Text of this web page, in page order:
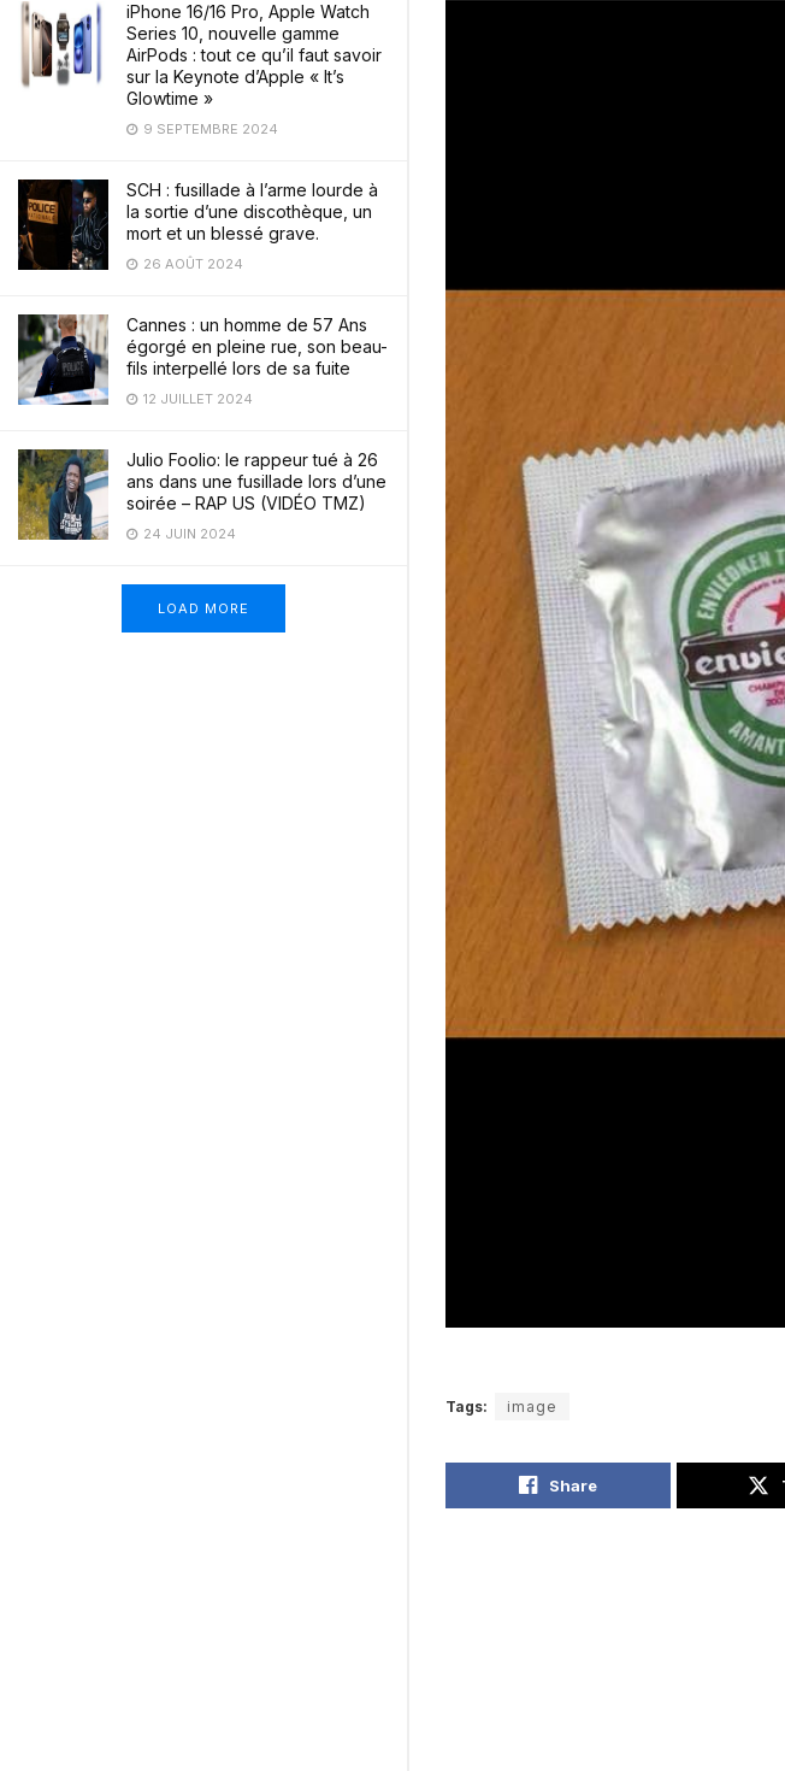
iPhone 16/16 Pro, Apple Watch
Series 10, nouvelle gamme
AirPods : tout ce qu’il faut savoir
sur la Keynote d’Apple « It’s
Glowtime »
9 SEPTEMBRE 2024
SCH : fusillade à l’arme lourde à
la sortie d’une discothèque, un
mort et un blessé grave.
26 AOÛT 2024
Cannes : un homme de 57 Ans
égorgé en pleine rue, son beau-
fils interpellé lors de sa fuite
12 JUILLET 2024
Julio Foolio: le rappeur tué à 26
ans dans une fusillade lors d’une
soirée – RAP US (VIDÉO TMZ)
24 JUIN 2024
LOAD MORE
Tags: image
Share